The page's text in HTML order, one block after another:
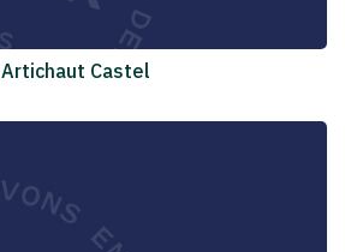
Artichaut Castel